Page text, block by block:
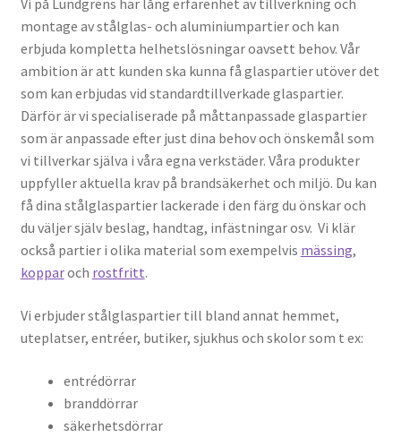
p
e
e
e
g
a
t
i
s
a
r
d
ö
r
r
p
a
r
t
i
r
n
g
s
d
ö
r
r
S
p
å
r
v
ä
m
r
r
p
a
r
t
i
S
p
å
r
v
ä
m
n
g
s
d
ö
r
r
v
i
d
t
r
a
a
t
i
Vi på Lundgrens har lång erfarenhet av tillverkning och
montage av stålglas- och aluminiumpartier och kan
erbjuda kompletta helhetslösningar oavsett behov. Vår
ambition är att kunden ska kunna få glaspartier utöver det
som kan erbjudas vid standardtillverkade glaspartier.
Därför är vi specialiserade på måttanpassade glaspartier
som är anpassade efter just dina behov och önskemål som
vi tillverkar själva i våra egna verkstäder. Våra produkter
uppfyller aktuella krav på brandsäkerhet och miljö. Du kan
få dina stålglaspartier lackerade i den färg du önskar och
du väljer själv beslag, handtag, infästningar osv. Vi klär
också partier i olika material som exempelvis mässing,
kopparoch rostfritt.
Vi erbjuder stålglaspartier till bland annat hemmet,
uteplatser, entréer, butiker, sjukhus och skolor som t ex:
entrédörrar
branddörrar
säkerhetsdörrar